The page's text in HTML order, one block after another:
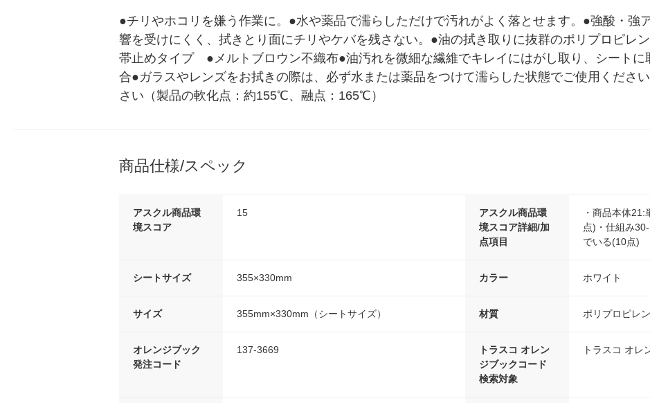
●チリやホコリを嫌う作業に。●水や薬品で濡らしただけで汚れがよく落とせます。●強酸・強
響を受けにくく、拭きとり面にチリやケバを残さない。●油の拭き取りに抜群のポリプロピレ
帯止めタイプ　●メルトブロウン不織布●油汚れを微細な繊維でキレイにはがし取り、シート
合●ガラスやレンズをお拭きの際は、必ず水または薬品をつけて濡らした状態でご使用くださ
さい（製品の軟化点：約155℃、融点：165℃）
商品仕様/スペック
アスクル商品環
境スコア
15
アスクル商品環
境スコア詳細/加
点項目
・商品本体
点)・仕組み
でいる(10点)
シートサイズ 355×330mm カラー ホワイト
サイズ 355mm×330mm（シートサイズ） 材質 ポリプロピレン
オレンジブック
発注コード
137-3669
トラスコ オレン
ジブックコード
検索対象
トラスコ オレ